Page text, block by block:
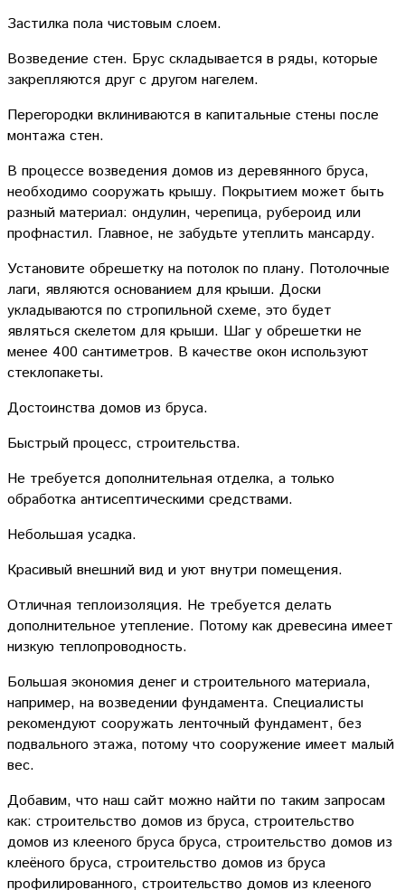
Застилка пола чистовым слоем.
Возведение стен. Брус складывается в ряды, которые
закрепляются друг с другом нагелем.
Перегородки вклиниваются в капитальные стены после
монтажа стен.
В процессе возведения домов из деревянного бруса,
необходимо сооружать крышу. Покрытием может быть
разный материал: ондулин, черепица, рубероид или
профнастил. Главное, не забудьте утеплить мансарду.
Установите обрешетку на потолок по плану. Потолочные
лаги, являются основанием для крыши. Доски
укладываются по стропильной схеме, это будет
являться скелетом для крыши. Шаг у обрешетки не
менее 400 сантиметров. В качестве окон используют
стеклопакеты.
Достоинства домов из бруса.
Быстрый процесс, строительства.
Не требуется дополнительная отделка, а только
обработка антисептическими средствами.
Небольшая усадка.
Красивый внешний вид и уют внутри помещения.
Отличная теплоизоляция. Не требуется делать
дополнительное утепление. Потому как древесина имеет
низкую теплопроводность.
Большая экономия денег и строительного материала,
например, на возведении фундамента. Специалисты
рекомендуют сооружать ленточный фундамент, без
подвального этажа, потому что сооружение имеет малый
вес.
Добавим, что наш сайт можно найти по таким запросам
как: строительство домов из бруса, строительство
домов из клееного бруса бруса, строительство домов из
клеёного бруса, строительство домов из бруса
профилированного, строительство домов из клееного